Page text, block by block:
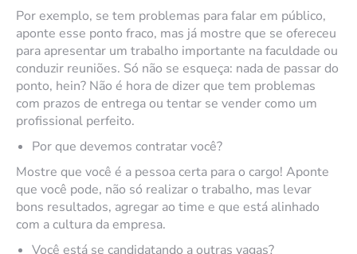
Por exemplo, se tem problemas para falar em público,
aponte esse ponto fraco, mas já mostre que se ofereceu
para apresentar um trabalho importante na faculdade ou
conduzir reuniões. Só não se esqueça: nada de passar do
ponto, hein? Não é hora de dizer que tem problemas
com prazos de entrega ou tentar se vender como um
profissional perfeito.
Por que devemos contratar você?
Mostre que você é a pessoa certa para o cargo! Aponte
que você pode, não só realizar o trabalho, mas levar
bons resultados, agregar ao time e que está alinhado
com a cultura da empresa.
Você está se candidatando a outras vagas?